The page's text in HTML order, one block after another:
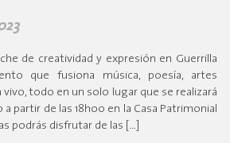
de creatividad y expresión en Guerrilla
que fusiona música, poesía, artes
vivo, todo en un solo lugar que se realizará
partir de las 18h00 en la Casa Patrimonial
podrás disfrutar de las […]